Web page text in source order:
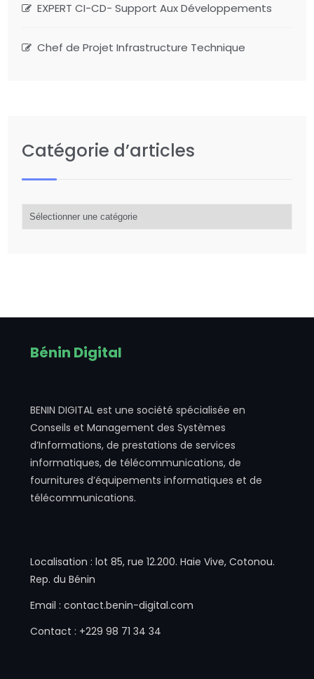
EXPERT CI-CD- Support Aux Développements
Chef de Projet Infrastructure Technique
Catégorie d’articles
d’articles
Bénin Digital
BENIN DIGITAL est une société spécialisée en
Conseils et Management des Systèmes
d’Informations, de prestations de services
informatiques, de télécommunications, de
fournitures d’équipements informatiques et de
télécommunications.
Localisation : lot 85, rue 12.200. Haie Vive, Cotonou.
Rep. du Bénin
Email : contact.benin-digital.com
Contact : +229 98 71 34 34